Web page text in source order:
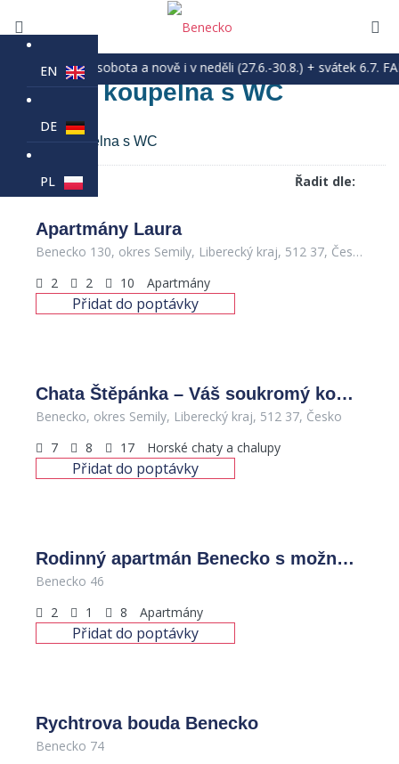
pátek, sobota a nově i v neděli (27.6.-30.8.) + svátek 6.7.
EN
DE
PL
Vlastní koupelna s WC
Vlastní koupelna s WC
Řadit dle:
Apartmány Laura
Benecko 130, okres Semily, Liberecký kraj, 512 37, Česko
2
2 10 Apartmány
Přidat do poptávky
Chata Štěpánka – Váš soukromý kout Krkonoš
Benecko, okres Semily, Liberecký kraj, 512 37, Česko
7
8 17 Horské chaty a chalupy
Přidat do poptávky
Rodinný apartmán Benecko s možností wellness
Benecko 46
2
1 8 Apartmány
Přidat do poptávky
Rychtrova bouda Benecko
Benecko 74